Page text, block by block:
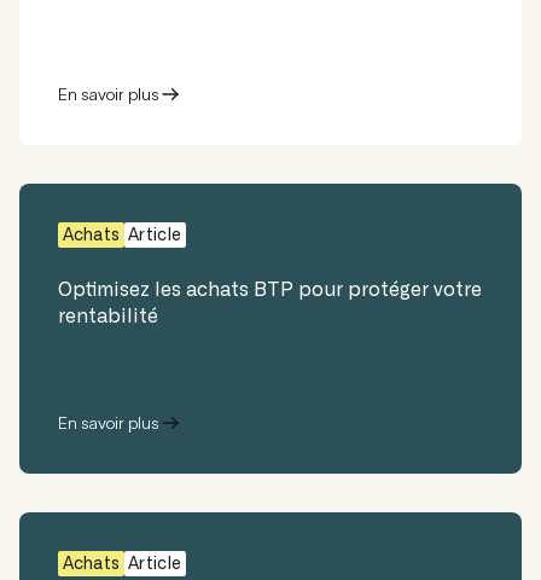
En savoir plus
Achats Article
Optimisez les achats BTP pour protéger votre
rentabilité
En savoir plus
Achats Article